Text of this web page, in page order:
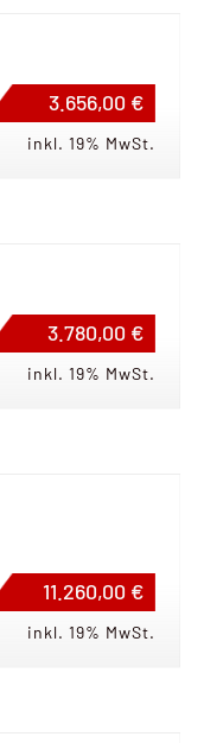
3.656,00 €
inkl. 19% MwSt.
3.780,00 €
inkl. 19% MwSt.
11.260,00 €
inkl. 19% MwSt.